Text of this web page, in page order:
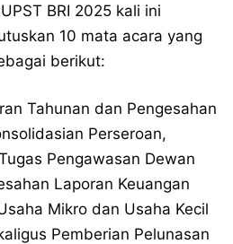
BRI 2025 kali ini
10 mata acara yang
berikut:
Tahunan dan Pengesahan
Perseroan,
Pengawasan Dewan
Laporan Keuangan
Mikro dan Usaha Kecil
Pemberian Pelunasan